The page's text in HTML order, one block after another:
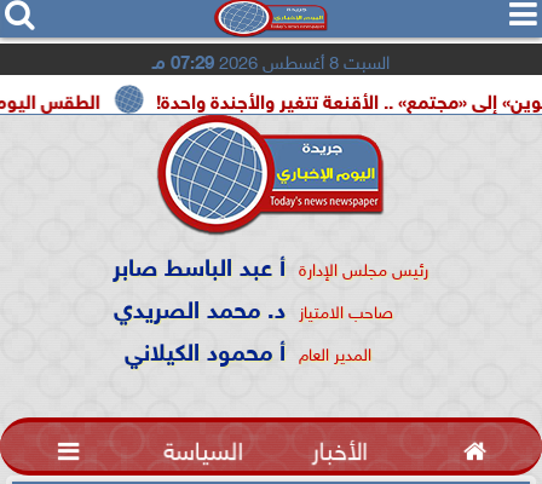
  
السبت 8 أغسطس 2026 07:29 مـ
الطقس اليوم.. شديد .. الأقنعة تتغير والأجندة واحدة!
رئيس مجلس الإدارة أ عبد الباسط صابر
صاحب الامتياز د. محمد الصريدي
المدير العام أ محمود الكيلاني
 الأخبار السياسة 